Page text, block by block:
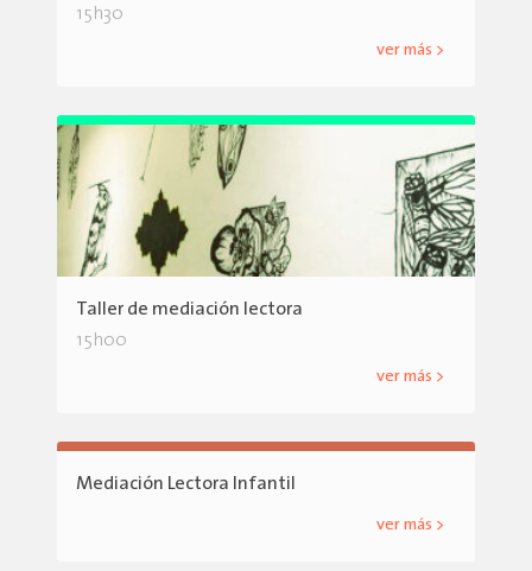
15h30
ver más >
Taller de mediación lectora
15h00
ver más >
Mediación Lectora Infantil
ver más >